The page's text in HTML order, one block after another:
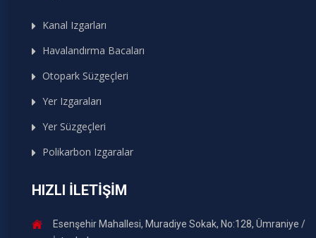
Kanal Izgarları
Havalandırma Bacaları
Otopark Süzgeçleri
Yer Izgaraları
Yer Süzgeçleri
Polikarbon Izgaralar
HIZLI İLETIŞIM
Esenşehir Mahallesi, Muradiye Sokak, No:128, Ümraniye /